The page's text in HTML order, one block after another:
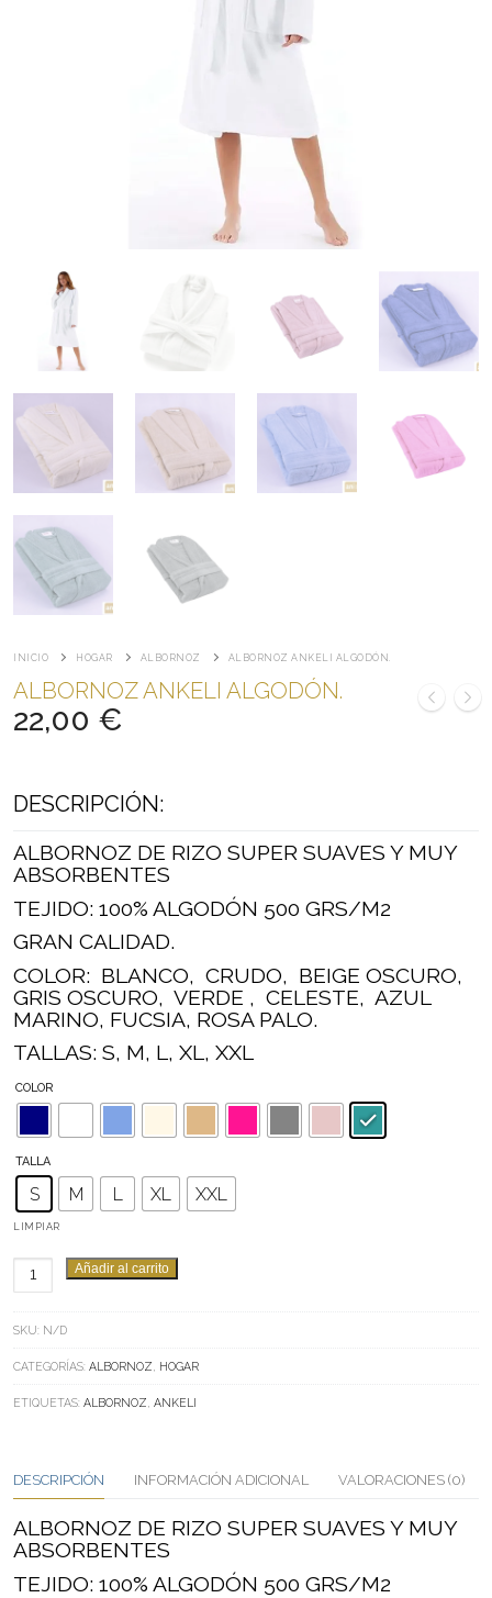
INICIO HOGAR ALBORNOZ ALBORNOZ ANKELI ALGODÓN.
ALBORNOZ ANKELI ALGODÓN.
22,00 €
DESCRIPCIÓN:
ALBORNOZ DE RIZO SUPER SUAVES Y MUY
ABSORBENTES
TEJIDO: 100% ALGODÓN 500 GRS/M2
GRAN CALIDAD.
COLOR: BLANCO, CRUDO, BEIGE OSCURO,
GRIS OSCURO, VERDE , CELESTE, AZUL
MARINO, FUCSIA, ROSA PALO.
TALLAS: S, M, L, XL, XXL
COLOR
TALLA
S M L XL XXL
LIMPIAR
ALBORNOZ
ANKELI
CANTIDAD
Añadir al carrito
SKU: N/D
CATEGORÍAS: ALBORNOZ HOGAR
ETIQUETAS: ALBORNOZ ANKELI
DESCRIPCIÓN INFORMACIÓN ADICIONAL VALORACIONES (0)
ALBORNOZ DE RIZO SUPER SUAVES Y MUY
ABSORBENTES
TEJIDO: 100% ALGODÓN 500 GRS/M2